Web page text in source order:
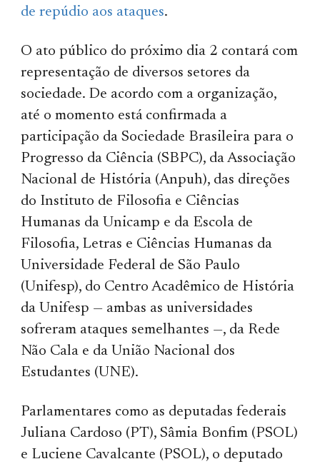
de repúdio aos ataques.
O ato público do próximo dia 2 contará com
representação de diversos setores da
sociedade. De acordo com a organização,
até o momento está confirmada a
participação da Sociedade Brasileira para o
Progresso da Ciência (SBPC), da Associação
Nacional de História (Anpuh), das direções
do Instituto de Filosofia e Ciências
Humanas da Unicamp e da Escola de
Filosofia, Letras e Ciências Humanas da
Universidade Federal de São Paulo
(Unifesp), do Centro Acadêmico de História
da Unifesp — ambas as universidades
sofreram ataques semelhantes —, da Rede
Não Cala e da União Nacional dos
Estudantes (UNE).
Parlamentares como as deputadas federais
Juliana Cardoso (PT), Sâmia Bonfim (PSOL)
e Luciene Cavalcante (PSOL), o deputado